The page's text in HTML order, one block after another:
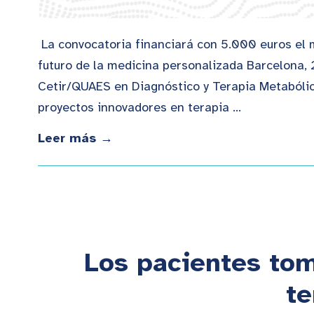
La convocatoria financiará con 5.000 euros el
futuro de la medicina personalizada
Cetir/QUAES en Diagnóstico y Terapia
proyectos innovadores en terapia …
Leer más →
Los pacientes